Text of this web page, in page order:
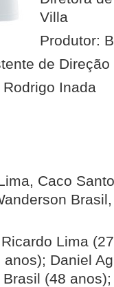
Villa
Produtor:
de
Inada
Caco
Lima
Daniel
(48